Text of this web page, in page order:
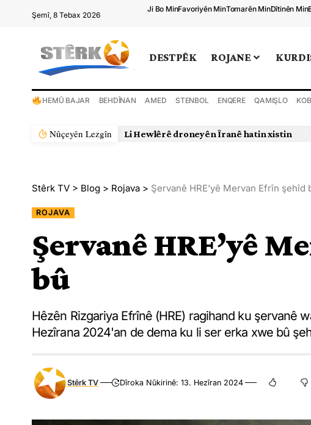
Şemî, 8 Tebax 2026
Ji Bo MinFavoriyên MinTomarên MinDîtinên Min
DESTPÊK ROJANE
HEMÛ BAJAR BEHDÎNAN AMED STENBOL ENQERE QAMIŞLO
Nûçeyên Lezgîn Li Hewlêrê droneyên Îranê hatin xistin
Stêrk TV > Blog > Rojava > Şervanê HRE’yê Mervan Efrîn şehîd
ROJAVA
Şervanê HRE’yê
bû
Hêzên Rizgariya Efrînê (HRE) ragihand ku şervanê
Hezîrana 2024'an de dema ku li ser erka xwe bû
Stêrk TV Dîroka Nûkirinê: 13. Hezîran 2024